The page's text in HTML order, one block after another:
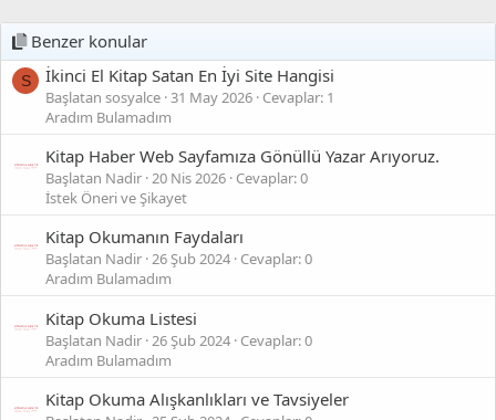
Benzer konular
S İkinci El Kitap Satan En İyi Site Hangisi
Başlatan sosyalce 31 May 2026 Cevaplar: 1
Aradım Bulamadım
Kitap Haber Web Sayfamıza Gönüllü Yazar Arıyoruz.
Başlatan Nadir 20 Nis 2026 Cevaplar: 0
İstek Öneri ve Şikayet
Kitap Okumanın Faydaları
Başlatan Nadir 26 Şub 2024 Cevaplar: 0
Aradım Bulamadım
Kitap Okuma Listesi
Başlatan Nadir 26 Şub 2024 Cevaplar: 0
Aradım Bulamadım
Kitap Okuma Alışkanlıkları ve Tavsiyeler